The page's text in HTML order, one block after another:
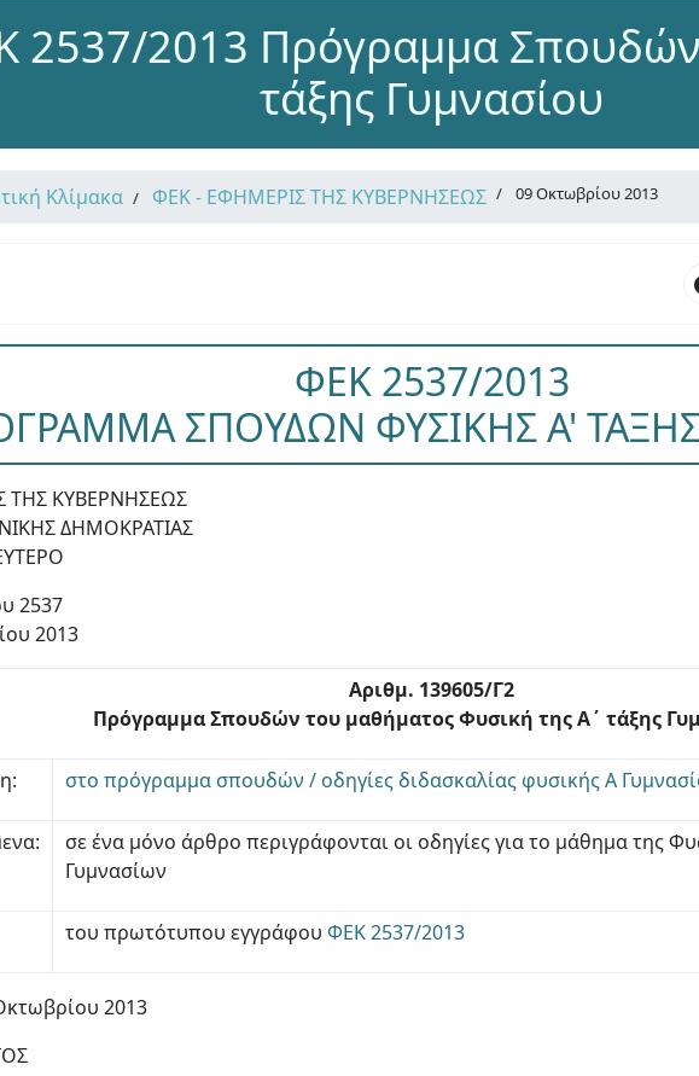
2537/2013 Πρόγραμμα
τάξης Γυμνασίου
Κλίμακα ΦΕΚ - ΕΦΗΜΕΡΙΣ ΤΗΣ ΚΥΒΕΡΝΗΣΕΩΣ 09 Οκτωβρίου 2013
ΦΕΚ 2537/2013
ΣΠΟΥΔΩΝ ΦΥΣΙΚΗΣ Α'
ΤΗΣ ΚΥΒΕΡΝΗΣΕΩΣ
ΔΗΜΟΚΡΑΤΙΑΣ
2537
2013
Αριθμ. 139605/Γ2
Πρόγραμμα Σπουδών του μαθήματος Φυσική της Α΄ τάξης
στο πρόγραμμα σπουδών / οδηγίες διδασκαλίας φυσικής Α
σε ένα μόνο άρθρο περιγράφονται οι οδηγίες για το μάθημα της
Γυμνασίων
του πρωτότυπου εγγράφουΦΕΚ 2537/2013
2013